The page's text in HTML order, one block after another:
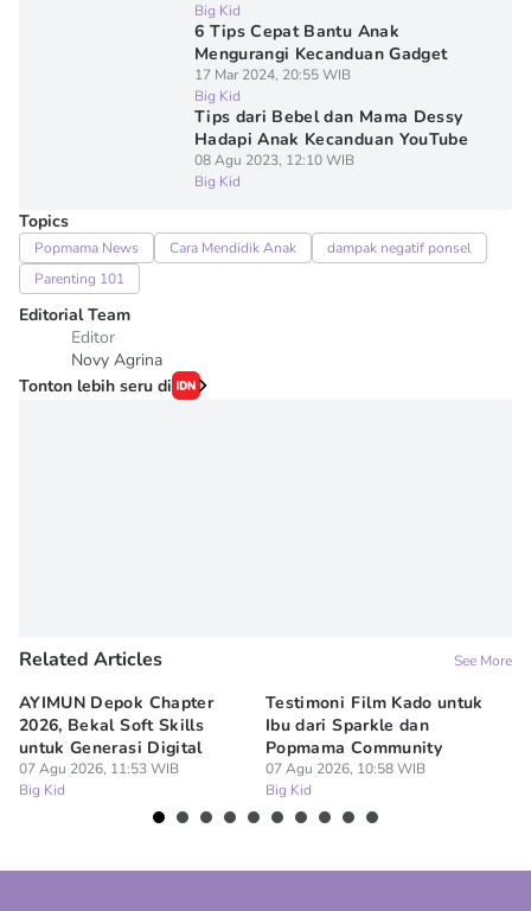
Big Kid
6 Tips Cepat Bantu Anak
Mengurangi Kecanduan Gadget
17 Mar 2024, 20:55 WIB
Big Kid
Tips dari Bebel dan Mama Dessy
Hadapi Anak Kecanduan YouTube
08 Agu 2023, 12:10 WIB
Big Kid
Topics
Popmama News Cara Mendidik Anak
dampak negatif ponsel
Parenting 101
Editorial Team
Editor
Novy Agrina
Tonton lebih seru di
Related Articles See More
AYIMUN Depok Chapter
2026, Bekal Soft Skills
untuk Generasi Digital
07 Agu 2026, 11:53 WIB
Big Kid
Testimoni Film Kado untuk
Ibu dari Sparkle dan
Popmama Community
07 Agu 2026, 10:58 WIB
Big Kid